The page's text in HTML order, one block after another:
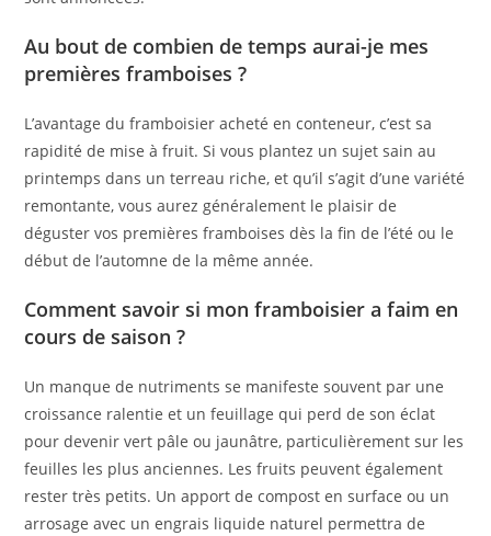
Au bout de combien de temps aurai-je mes
premières framboises ?
L’avantage du framboisier acheté en conteneur, c’est sa
rapidité de mise à fruit. Si vous plantez un sujet sain au
printemps dans un terreau riche, et qu’il s’agit d’une variété
remontante, vous aurez généralement le plaisir de
déguster vos premières framboises dès la fin de l’été ou le
début de l’automne de la même année.
Comment savoir si mon framboisier a faim en
cours de saison ?
Un manque de nutriments se manifeste souvent par une
croissance ralentie et un feuillage qui perd de son éclat
pour devenir vert pâle ou jaunâtre, particulièrement sur les
feuilles les plus anciennes. Les fruits peuvent également
rester très petits. Un apport de compost en surface ou un
arrosage avec un engrais liquide naturel permettra de